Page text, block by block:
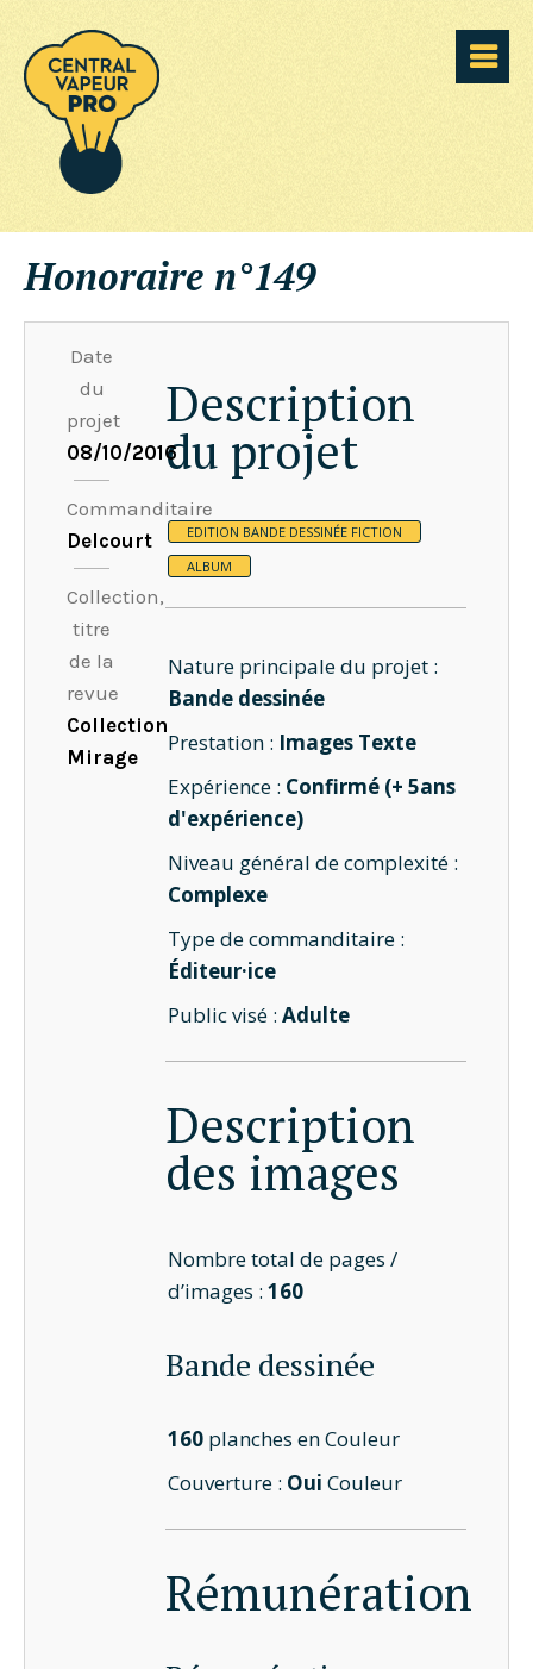
Honoraire n°149
Date
du
projet
08/10/2016
Commanditaire
Delcourt
Collection,
titre
de la
revue
Collection
Mirage
Description
du projet
EDITION BANDE DESSINÉE FICTION
ALBUM
Nature principale du projet :
Bande dessinée
Prestation : Images Texte
Expérience : Confirmé (+ 5ans
d'expérience)
Niveau général de complexité :
Complexe
Type de commanditaire :
Éditeur·ice
Public visé :Adulte
Description
des images
Nombre total de pages /
d’images :160
Bande dessinée
160 planches en Couleur
Couverture : Oui Couleur
Rémunération